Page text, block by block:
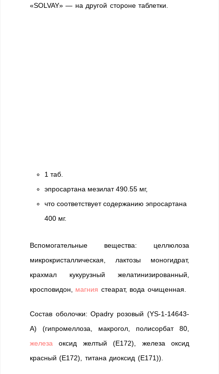
«SOLVAY» — на другой стороне таблетки.
1 таб.
эпросартана мезилат 490.55 мг,
что соответствует содержанию эпросартана
400 мг.
Вспомогательные вещества: целлюлоза
микрокристаллическая, лактозы моногидрат,
крахмал кукурузный желатинизированный,
кросповидон, магния стеарат, вода очищенная.
Состав оболочки: Opadry розовый (YS-1-14643-
A) (гипромеллоза, макрогол, полисорбат 80,
железа оксид желтый (Е172), железа оксид
красный (Е172), титана диоксид (Е171)).